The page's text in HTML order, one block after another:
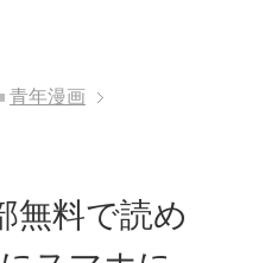
青年漫画
無料で読め